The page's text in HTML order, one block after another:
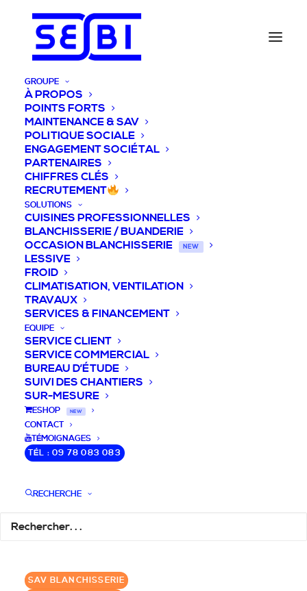
GROUPE
À PROPOS
POINTS FORTS
MAINTENANCE & SAV
POLITIQUE SOCIALE
ENGAGEMENT SOCIÉTAL
PARTENAIRES
CHIFFRES CLÉS
RECRUTEMENT
SOLUTIONS
CUISINES PROFESSIONNELLES
BLANCHISSERIE / BUANDERIE
OCCASION BLANCHISSERIE
NEW
LESSIVE
FROID
CLIMATISATION, VENTILATION
TRAVAUX
SERVICES & FINANCEMENT
EQUIPE
SERVICE CLIENT
SERVICE COMMERCIAL
BUREAU D’ÉTUDE
SUIVI DES CHANTIERS
SUR-MESURE
ESHOP NEW
CONTACT
TÉMOIGNAGES
TÉL : 09 78 083 083
RECHERCHE
SAV BLANCHISSERIE
DEVIS / CONSEILS /
QUESTIONS
✆ 09 78 083 083